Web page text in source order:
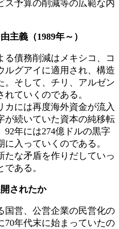
ス予算の削減等の広範な内
義（1989年～）
債務削減はメキシコ、コ
ルグアイに適用され、構造
。そして、チリ、アルゼン
ていくのである。
には再度海外資金が流入
が続いていた資本の純移転
92年には274億ドルの黒字
入っていくのである。
な矛盾を作りだしていっ
ある。
されたか
営、公営企業の民営化の
70年代末に始まっていたの